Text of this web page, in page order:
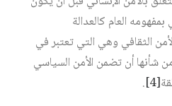
بمفهومه العام كالعدالة
الثقافي وهي التي تعتبر في
من شأنها أن تضمن الأمن السياسي
[4]
.